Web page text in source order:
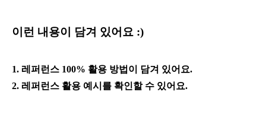
이런 내용이 담겨 있어요 :)
1. 레퍼런스 100% 활용 방법이 담겨 있어요.
2. 레퍼런스 활용 예시를 확인할 수 있어요.